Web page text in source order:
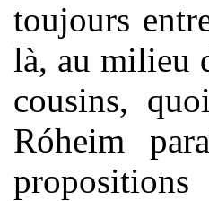
toujours
là, au milieu
cousins,
Róheim